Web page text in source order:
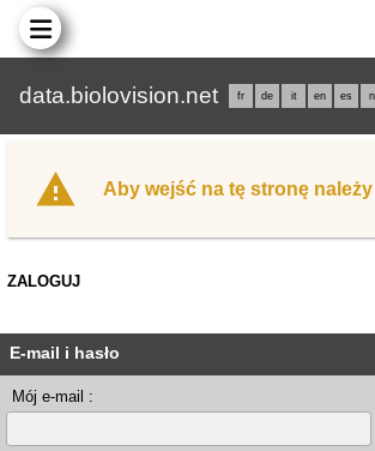
data.biolovision.net fr de it en es nl
Aby wejść na tę stronę
ZALOGUJ
E-mail i hasło
Mój e-mail :